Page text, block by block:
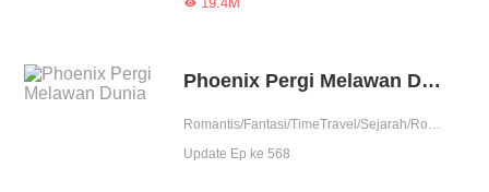
Phoenix Pergi Melawan Dunia
Romantis/Fantasi/TimeTravel/Sejarah/Romansa Istana/Petualangan/Patahhati/Membalas dendam/1 vs banyak/Licik/Wanita perkasa
Update Ep ke 568